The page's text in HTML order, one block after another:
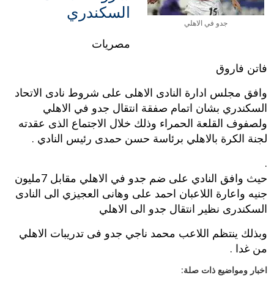
جدو في الاهلي
السكندري
مصريات
فاتن فاروق
وافق مجلس ادارة النادى الاهلى على شروط نادى الاتحاد
السكندري بشان اتمام صفقة انتقال جدو في الاهلي
ولصفوف القلعة الحمراء وذلك خلال الاجتماع الذى عقدته
لجنة الكرة بالاهلي برئاسة حسن حمدى رئيس النادي .
.
حيث وافق النادي على ضم جدو في الاهلي مقابل 7مليون
جنيه واعارة اللاعبان احمد على وهانى العجيزي الى النادى
السكندرى نظير انتقال جدو الى الاهلي
وبذلك ينتظم اللاعب محمد ناجي جدو فى تدريبات الاهلي
من غدا .
اخبار ومواضيع ذات صلة: